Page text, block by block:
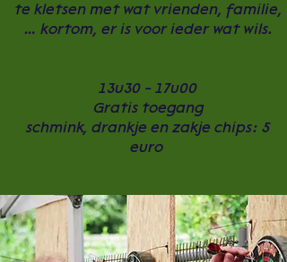
te kletsen met wat vrienden, familie,
… kortom, er is voor ieder wat wils.
13u30 - 17u00
Gratis toegang
schmink, drankje en zakje chips: 5
euro